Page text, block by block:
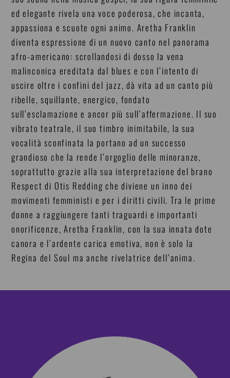
ed elegante rivela una voce poderosa, che incanta,
appassiona e scuote ogni animo. Aretha Franklin
diventa espressione di un nuovo canto nel panorama
afro-americano: scrollandosi di dosso la vena
malinconica ereditata dal blues e con l’intento di
uscire oltre i confini del jazz, dà vita ad un canto più
ribelle, squillante, energico, fondato
sull’esclamazione e ancor più sull’affermazione. Il suo
vibrato teatrale, il suo timbro inimitabile, la sua
vocalità sconfinata la portano ad un successo
grandioso che la rende l’orgoglio delle minoranze,
soprattutto grazie alla sua interpretazione del brano
Respect di Otis Redding che diviene un inno dei
movimenti femministi e per i diritti civili. Tra le prime
donne a raggiungere tanti traguardi e importanti
onorificenze, Aretha Franklin, con la sua innata dote
canora e l’ardente carica emotiva, non è solo la
Regina del Soul ma anche rivelatrice dell’anima.